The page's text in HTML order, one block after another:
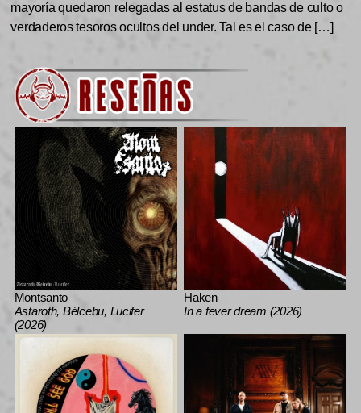
mayoría quedaron relegadas al estatus de bandas de culto o
verdaderos tesoros ocultos del under. Tal es el caso de […]
Montsanto
Astaroth, Bélcebu, Lucifer
(2026)
Haken
In a fever dream (2026)